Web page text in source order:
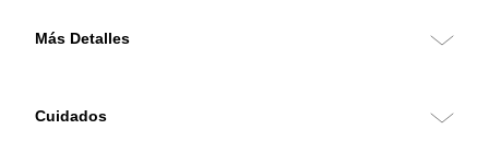
Más Detalles
regular ofrece comodidad sin perder estructura, mientras el diseño de
Cuidados